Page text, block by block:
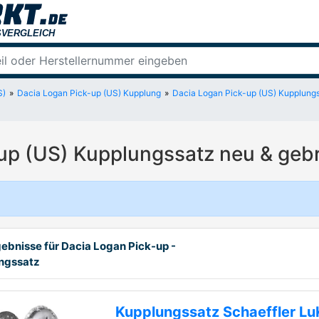
Dacia Logan Pick-up (US) Kupplung
Dacia Logan Pick-up (US)
(US) Kupplungssatz neu &
für Dacia Logan Pick-up -
Kupplungssatz Schaeffler